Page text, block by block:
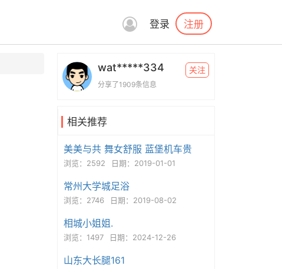
登录 注册
wat*****334
分享了1909条信息
关注
相关推荐
美美与共 舞女舒服 蓝堡机车贵
浏览：2592 日期：2019-01-01
常州大学城足浴
浏览：2746 日期：2019-08-02
相城小姐姐.
浏览：1497 日期：2024-12-26
山东大长腿161